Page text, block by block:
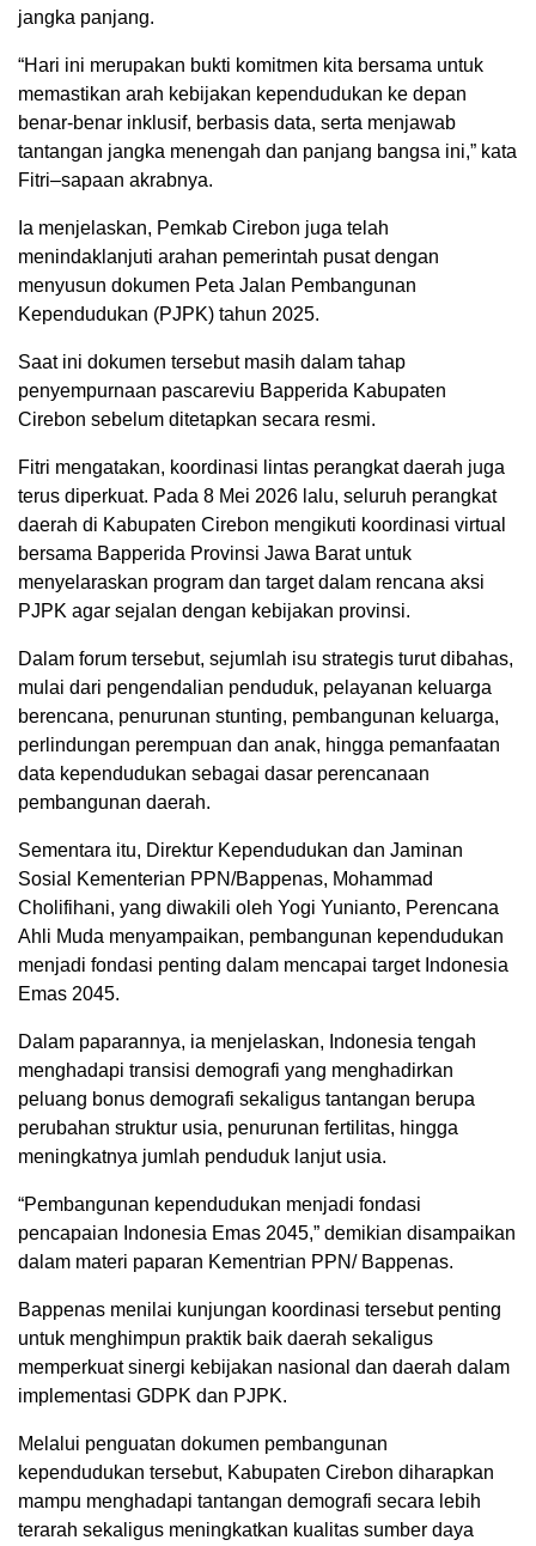
jangka panjang.
“Hari ini merupakan bukti komitmen kita bersama untuk
memastikan arah kebijakan kependudukan ke depan
benar-benar inklusif, berbasis data, serta menjawab
tantangan jangka menengah dan panjang bangsa ini,” kata
Fitri–sapaan akrabnya.
Ia menjelaskan, Pemkab Cirebon juga telah
menindaklanjuti arahan pemerintah pusat dengan
menyusun dokumen Peta Jalan Pembangunan
Kependudukan (PJPK) tahun 2025.
Saat ini dokumen tersebut masih dalam tahap
penyempurnaan pascareviu Bapperida Kabupaten
Cirebon sebelum ditetapkan secara resmi.
Fitri mengatakan, koordinasi lintas perangkat daerah juga
terus diperkuat. Pada 8 Mei 2026 lalu, seluruh perangkat
daerah di Kabupaten Cirebon mengikuti koordinasi virtual
bersama Bapperida Provinsi Jawa Barat untuk
menyelaraskan program dan target dalam rencana aksi
PJPK agar sejalan dengan kebijakan provinsi.
Dalam forum tersebut, sejumlah isu strategis turut dibahas,
mulai dari pengendalian penduduk, pelayanan keluarga
berencana, penurunan stunting, pembangunan keluarga,
perlindungan perempuan dan anak, hingga pemanfaatan
data kependudukan sebagai dasar perencanaan
pembangunan daerah.
Sementara itu, Direktur Kependudukan dan Jaminan
Sosial Kementerian PPN/Bappenas, Mohammad
Cholifihani, yang diwakili oleh Yogi Yunianto, Perencana
Ahli Muda menyampaikan, pembangunan kependudukan
menjadi fondasi penting dalam mencapai target Indonesia
Emas 2045.
Dalam paparannya, ia menjelaskan, Indonesia tengah
menghadapi transisi demografi yang menghadirkan
peluang bonus demografi sekaligus tantangan berupa
perubahan struktur usia, penurunan fertilitas, hingga
meningkatnya jumlah penduduk lanjut usia.
“Pembangunan kependudukan menjadi fondasi
pencapaian Indonesia Emas 2045,” demikian disampaikan
dalam materi paparan Kementrian PPN/ Bappenas.
Bappenas menilai kunjungan koordinasi tersebut penting
untuk menghimpun praktik baik daerah sekaligus
memperkuat sinergi kebijakan nasional dan daerah dalam
implementasi GDPK dan PJPK.
Melalui penguatan dokumen pembangunan
kependudukan tersebut, Kabupaten Cirebon diharapkan
mampu menghadapi tantangan demografi secara lebih
terarah sekaligus meningkatkan kualitas sumber daya